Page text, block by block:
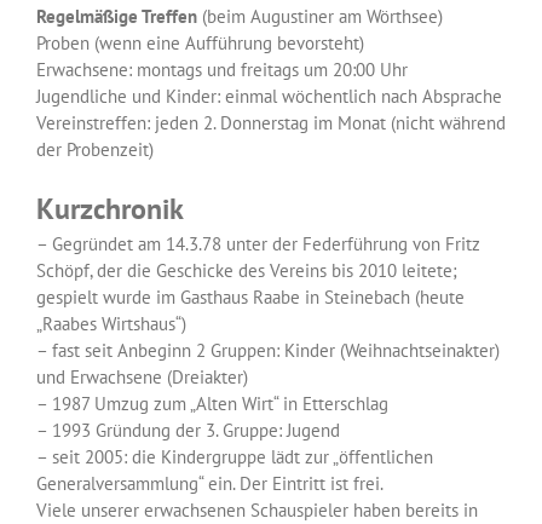
Regelmäßige Treffen (beim Augustiner am Wörthsee)
Proben (wenn eine Aufführung bevorsteht)
Erwachsene: montags und freitags um 20:00 Uhr
Jugendliche und Kinder: einmal wöchentlich nach Absprache
Vereinstreffen: jeden 2. Donnerstag im Monat (nicht während
der Probenzeit)
Kurzchronik
– Gegründet am 14.3.78 unter der Federführung von Fritz
Schöpf, der die Geschicke des Vereins bis 2010 leitete;
gespielt wurde im Gasthaus Raabe in Steinebach (heute
„Raabes Wirtshaus“)
– fast seit Anbeginn 2 Gruppen: Kinder (Weihnachtseinakter)
und Erwachsene (Dreiakter)
– 1987 Umzug zum „Alten Wirt“ in Etterschlag
– 1993 Gründung der 3. Gruppe: Jugend
– seit 2005: die Kindergruppe lädt zur „öffentlichen
Generalversammlung“ ein. Der Eintritt ist frei.
Viele unserer erwachsenen Schauspieler haben bereits in